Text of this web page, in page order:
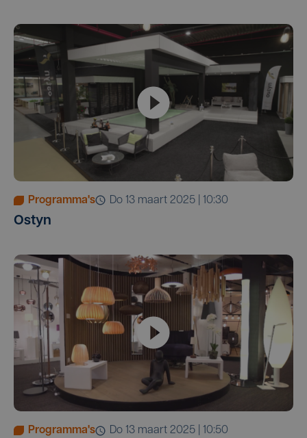
Programma's do 13 maart 2025 | 10:30
Ostyn
Programma's do 13 maart 2025 | 10:50